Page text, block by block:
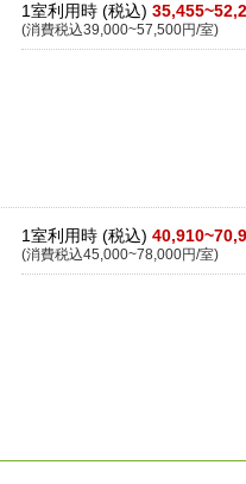
1室利用時 (税込)
(消費税込39,000~57,500円/室)
1室利用時 (税込)
(消費税込45,000~78,000円/室)